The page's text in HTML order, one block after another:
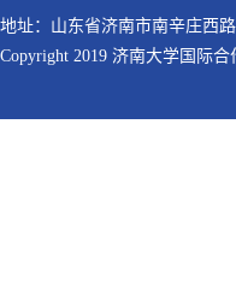
地址：山东省济南市南辛庄西
Copyright 2019 济南大学国际